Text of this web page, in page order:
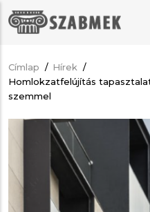
Ugrás
Morzsa
Címlap / Hírek /
Homlokzatfelújítás
szemmel